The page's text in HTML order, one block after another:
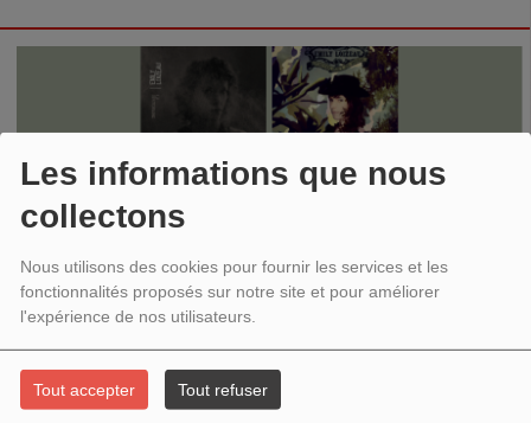
Les informations que nous
collectons
Nous utilisons des cookies pour fournir les services et les
fonctionnalités proposés sur notre site et pour améliorer
l'expérience de nos utilisateurs.
Tout accepter Tout refuser
Vingt années sont passées pourEmily Loizeauentre son
premier Album «
de l’autre bout du monde »
album «la Souterraine »